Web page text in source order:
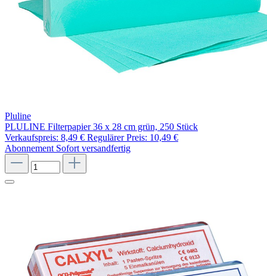
Pluline
PLULINE Filterpapier 36 x 28 cm grün, 250 Stück
Verkaufspreis: 8,49 € Regulärer Preis: 10,49 €
Abonnement Sofort versandfertig